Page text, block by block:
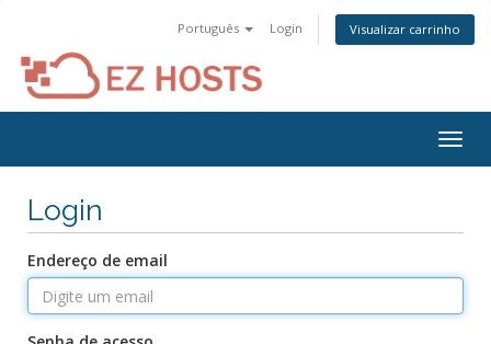
Português Login Visualizar carrinho
Login
Endereço de email